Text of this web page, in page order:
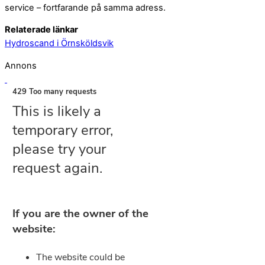
service – fortfarande på samma adress.
Relaterade länkar
Hydroscand i Örnsköldsvik
Annons